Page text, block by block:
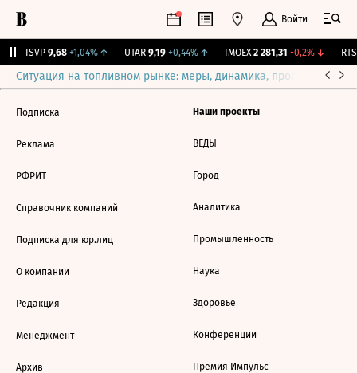
Войти
BISVP 9,68 +1,04%↑ UTAR 9,19 +0,44%↑ IMOEX 2 281,31 -0,2%↓ RTSI
Ситуация на топливном рынке: меры, динамика, прогнозы
Подписка
Реклама
РФРИТ
Справочник компаний
Подписка для юр.лиц
О компании
Редакция
Менеджмент
Архив
Наши проекты
ВЕДЫ
Город
Аналитика
Промышленность
Наука
Здоровье
Конференции
Премия Импульс